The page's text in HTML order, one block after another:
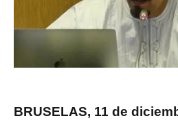
BRUSELAS, 11 de